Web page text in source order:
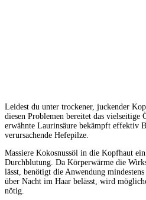
Leidest du unter trockener, juckender
diesen Problemen bereitet das vielseitige
erwähnte Laurinsäure bekämpft effektiv
verursachende Hefepilze.
Massiere Kokosnussöl in die Kopfhaut ein
Durchblutung. Da Körperwärme die
lässt, benötigt die Anwendung mindestens
über Nacht im Haar belässt, wird
nötig.